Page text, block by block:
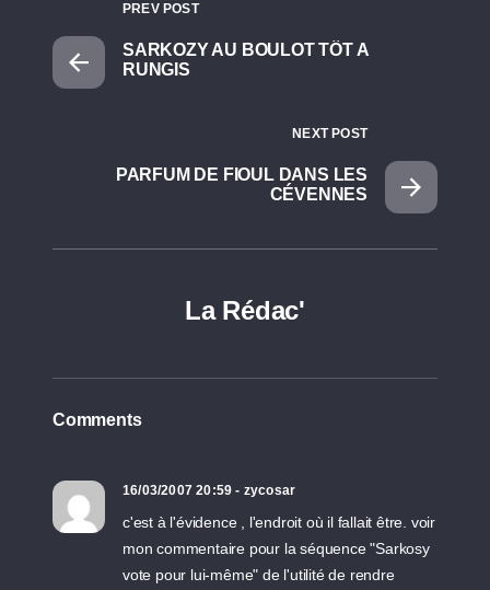
PREV POST
SARKOZY AU BOULOT TÔT A
RUNGIS
NEXT POST
PARFUM DE FIOUL DANS LES
CÉVENNES
La Rédac'
Comments
16/03/2007 20:59 - zycosar
c'est à l'évidence , l'endroit où il fallait être. voir
mon commentaire pour la séquence "Sarkosy
vote pour lui-même" de l'utilité de rendre